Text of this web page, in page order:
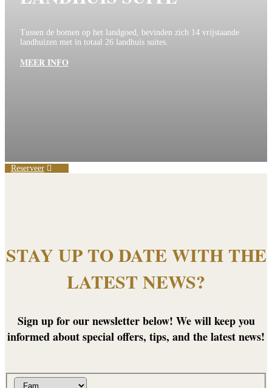
Tussen de bomen op het landgoed, bevinden zich 14 vrijstaande
landhuizen met in totaal 26 landhuis suites.
MEER INFO
Reserveer
STAY UP TO DATE WITH THE
LATEST NEWS?
Sign up for our newsletter below! We will keep you
informed about special offers, tips, and the latest news!